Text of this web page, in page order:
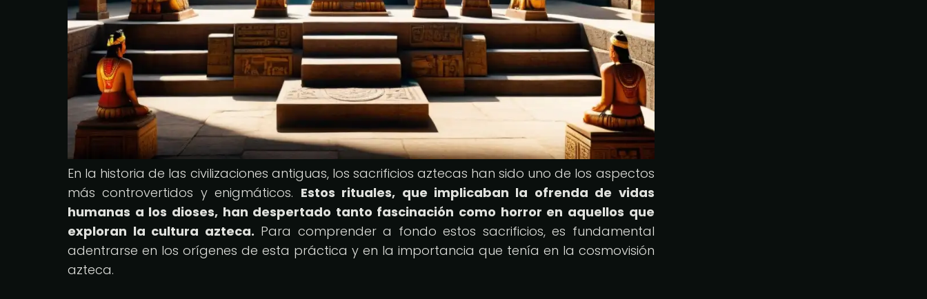
En la historia de las civilizaciones antiguas, los sacrificios aztecas han sido uno de los aspectos
más controvertidos y enigmáticos. Estos rituales, que implicaban la ofrenda de vidas
humanas a los dioses, han despertado tanto fascinación como horror en aquellos que
exploran la cultura azteca. Para comprender a fondo estos sacrificios, es fundamental
adentrarse en los orígenes de esta práctica y en la importancia que tenía en la cosmovisión
azteca.